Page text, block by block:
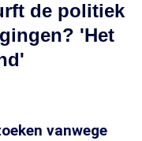
de politiek
'Het
vanwege